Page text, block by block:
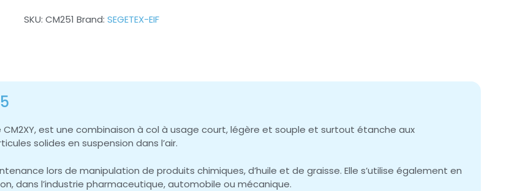
SKU: CM251 Brand: SEGETEX-EIF
est une combinaison à col à usage court, légère et souple et surtout étanche aux
solides en suspension dans l’air.
lors de manipulation de produits chimiques, d’huile et de graisse. Elle s’utilise également en
dans l’industrie pharmaceutique, automobile ou mécanique.